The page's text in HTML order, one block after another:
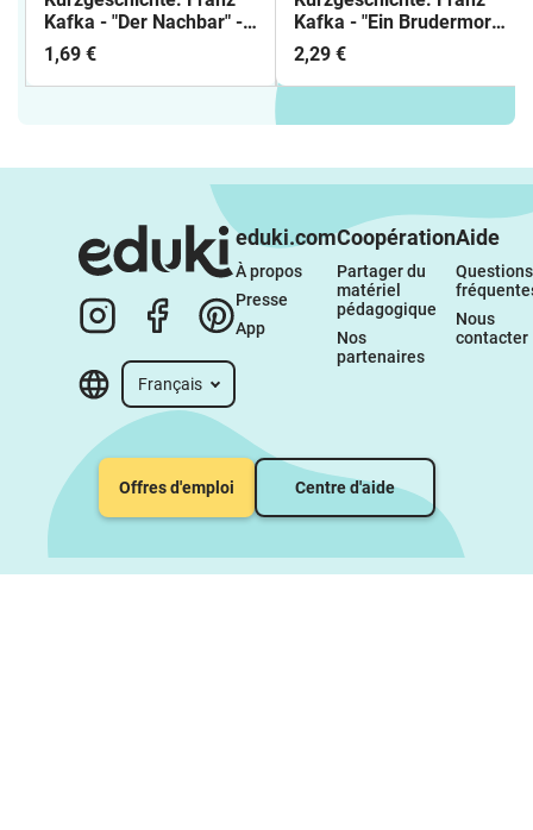
Kafka - "Der Nachbar" -
Analyse
1,69 €
Kafka - "Ein Brudermord"
- Analyse
2,29 €
Français
eduki.com
À propos
Presse
App
Coopération
Partager du
matériel
pédagogique
Nos
partenaires
Aide
Questions
Nous
contacter
Offres d'emploi Centre d'aide